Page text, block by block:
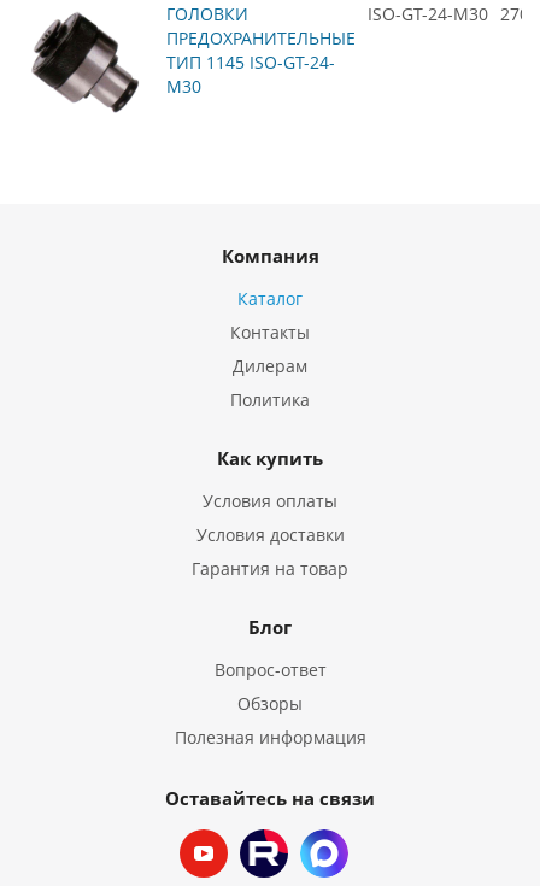
ГОЛОВКИ
ПРЕДОХРАНИТЕЛЬНЫЕ
ТИП 1145 ISO-GT-24-
M30
ISO-GT-24-M30 2700
Компания
Каталог
Контакты
Дилерам
Политика
Как купить
Условия оплаты
Условия доставки
Гарантия на товар
Блог
Вопрос-ответ
Обзоры
Полезная информация
Оставайтесь на связи